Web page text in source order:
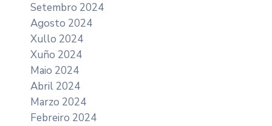
Setembro 2024
Agosto 2024
Xullo 2024
Xuño 2024
Maio 2024
Abril 2024
Marzo 2024
Febreiro 2024